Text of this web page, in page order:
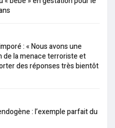
: « Nous avons une
de la menace terroriste et
des réponses très bientôt
: l’exemple parfait du